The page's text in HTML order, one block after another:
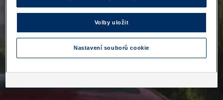
Volby uložit
Nastavení souborů cookie